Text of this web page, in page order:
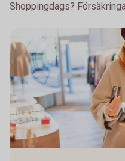
Shoppingdags?